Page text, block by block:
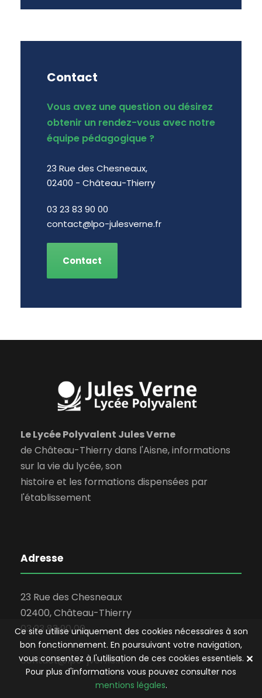
Ce site utilise uniquement des cookies nécessaires à son
bon fonctionnement. En poursuivant votre navigation,
vous consentez à l'utilisation de ces cookies essentiels.
Pour plus d'informations vous pouvez consulter nos
mentions légales.
✕
Contact
Vous avez une question ou désirez
obtenir un rendez-vous avec notre
équipe pédagogique ?
23 Rue des Chesneaux,
02400 - Château-Thierry
03 23 83 90 00
contact@lpo-julesverne.fr
Contact
Le Lycée Polyvalent Jules Verne
de Château-Thierry dans l'Aisne, informations
sur la vie du lycée, son
histoire et les formations dispensées par
l'établissement
Adresse
23 Rue des Chesneaux
02400, Château-Thierry
03 23 83 90 00
contact@lpo-jverne.fr